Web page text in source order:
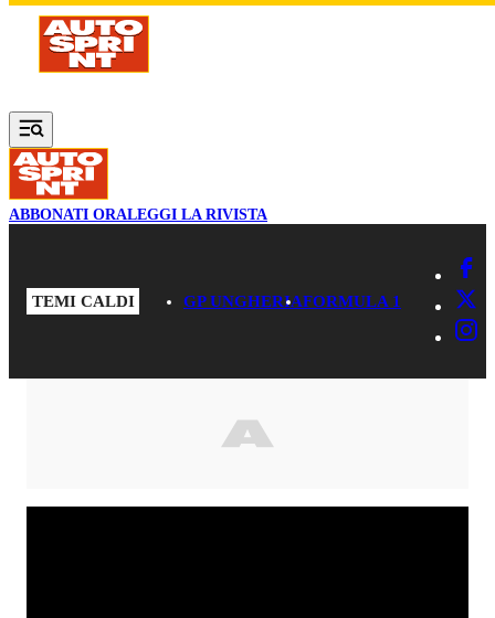
Vai al contenuto principale
ABBONATI ORALEGGI LA RIVISTA
TEMI CALDI GP UNGHERIAFORMULA 1